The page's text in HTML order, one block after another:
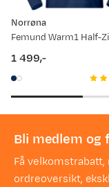
Norrøna
price
1 499,-
Bli medlem og
Få velkomstrabatt,
ordreoversikt,